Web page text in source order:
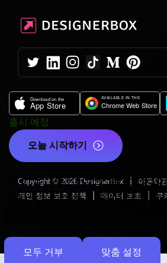
출시 예정
오늘 시작하기
Copyright © 2026 DesignerBox | 이용약
개인 정보 보호 정책 | 데이터 보호 | 쿠
DESIGNERBOX
귀하의 개인정보를 소중
"모든 쿠키 허용"을 클릭하면 사이트 탐
을 클릭하여 허용
모두 거부 맞춤 설정